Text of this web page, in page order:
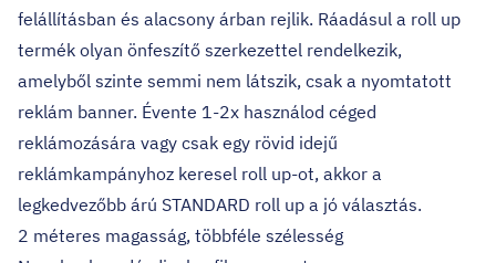
felállításban és alacsony árban rejlik. Ráadásul a roll up
termék olyan önfeszítő szerkezettel rendelkezik,
amelyből szinte semmi nem látszik, csak a nyomtatott
reklám banner. Évente 1-2x használod céged
reklámozására vagy csak egy rövid idejű
reklámkampányhoz keresel roll up-ot, akkor a
legkedvezőbb árú STANDARD roll up a jó választás.
2 méteres magasság, többféle szélesség